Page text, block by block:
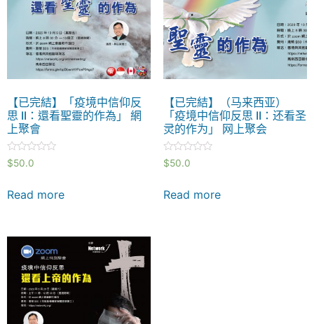
【已完結】「疫境中信仰反
思 II：還看聖靈的作為」 網
上聚會
Rated
0
5
$50.0
Read more
【已完結】（马来西亚）
「疫境中信仰反思 II：还看圣
灵的作为」 网上聚会
Rated
0
5
$50.0
Read more